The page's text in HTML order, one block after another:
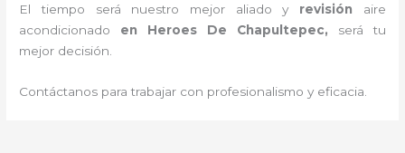
El tiempo será nuestro mejor aliado y revisión aire
acondicionado en Heroes De Chapultepec, será tu
mejor decisión.
Contáctanos para trabajar con profesionalismo y eficacia.